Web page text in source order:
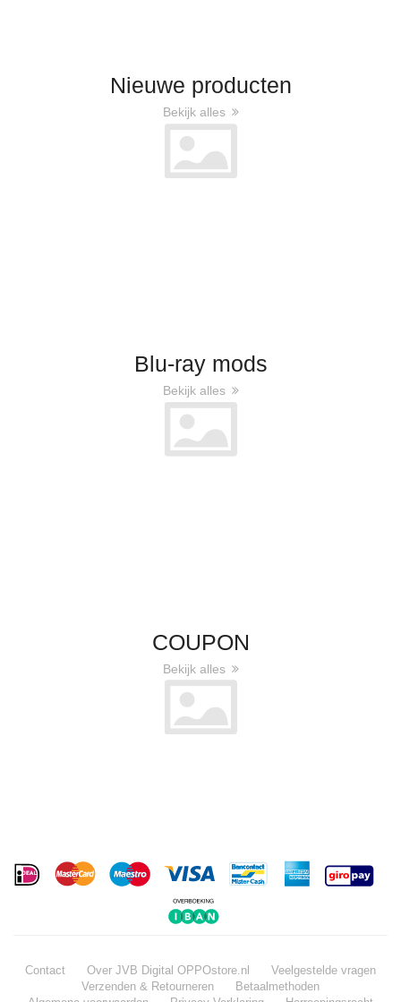
Nieuwe producten
Bekijk alles
Blu-ray mods
Bekijk alles
COUPON
Bekijk alles
Contact Over JVB Digital OPPOstore.nl
Veelgestelde vragen
Verzenden & Retourneren
Betaalmethoden